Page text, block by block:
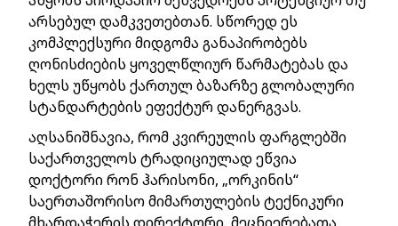
არსებულ დამკვეთებთან. სწორედ ეს
კომპლექსური მიდგომა განაპირობებს
ღონისძიების ყოველწლიურ წარმატებას და
ხელს უწყობს ქართულ ბაზარზე გლობალური
სტანდარტების ეფექტურ დანერგვას.
აღსანიშნავია, რომ კვირეულის ფარგლებში
საქართველოს ტრადიციულად ეწვია
დოქტორი რონ ჰარისონი, „ორკინის“
საერთაშორისო მიმართულების ტექნიკური
მხარდაჭერის დირექტორი, მეცნიერებათა